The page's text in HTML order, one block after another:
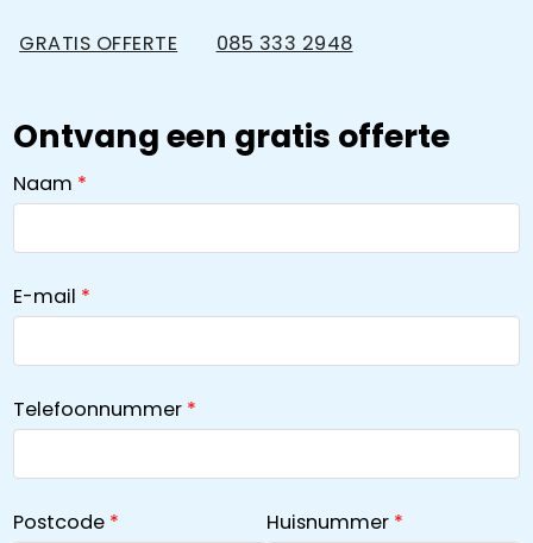
GRATIS OFFERTE 085 333 2948
Ontvang een gratis offerte
Naam
E-mail
Telefoonnummer
Postcode Huisnummer